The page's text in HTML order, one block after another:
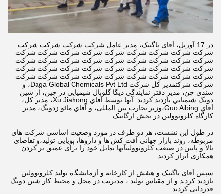
در 17 آوریل، آقای یاگنیک، مدیر عامل شرکت شرکت شرکت شرکت
شرکت شرکت شرکت شرکت شرکت شرکت شرکت شرکت شرکت
شرکت شرکت شرکت شرکت شرکت شرکت شرکت شرکت شرکت
شرکت شرکت شرکت شرکت شرکت شرکت شرکت شرکت شرکت
شرکت شرکت شرکت شرکت شرکت شرکت شرکت شرکت شرکت
شرکت شرکتمدیر کل شرکت Daga Global Chemicals Pvt Ltd، و
سندي چن، مدير دفتر نمايندگي ديگا گلوبال شيميايي در چين، از شين
دونگ شيميايي بازدید کردند. آنها توسط آقاي Xu Jiahong، مدير کل،
آقاي Guo Aibing،وزیر تجارت بین المللی، و آقاي مائو زدونگ، مدير
کارگاه کلروتوولين در بخش ارگانیک
در طول این نشست، هر دو طرف در مورد وضعیت اساسی شرکت های
مربوطه، روند بازار جهانی آفت کش ها و داروها، پویایی تولید،و تقاضای
بالا و پایین در صنعت کلروتوولینآنها تمایل خود را برای عمیق تر کردن
همکاری ابراز کردند.
سپس آقای یاگنیک و هیئتش از کارخانه و آزمایشگاه تولید کلروتوولین
بازدید کردند و از مقیاس تولید ، مدیریت در محل و محیط کار شین دونگ
قدردانی کردند.